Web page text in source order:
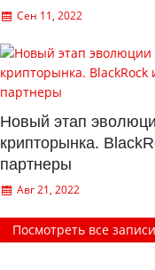
Сен 11, 2022
Новый этап
крипторынка.
партнеры
Авг 21, 2022
Посмотреть все записи